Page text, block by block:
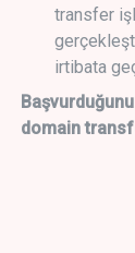
transfer
irtibata
domain